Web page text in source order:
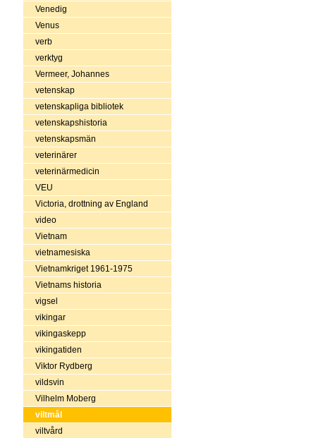
Venedig
Venus
verb
verktyg
Vermeer, Johannes
vetenskap
vetenskapliga bibliotek
vetenskapshistoria
vetenskapsmän
veterinärer
veterinärmedicin
VEU
Victoria, drottning av England
video
Vietnam
vietnamesiska
Vietnamkriget 1961-1975
Vietnams historia
vigsel
vikingar
vikingaskepp
vikingatiden
Viktor Rydberg
vildsvin
Vilhelm Moberg
viltmål
viltvård